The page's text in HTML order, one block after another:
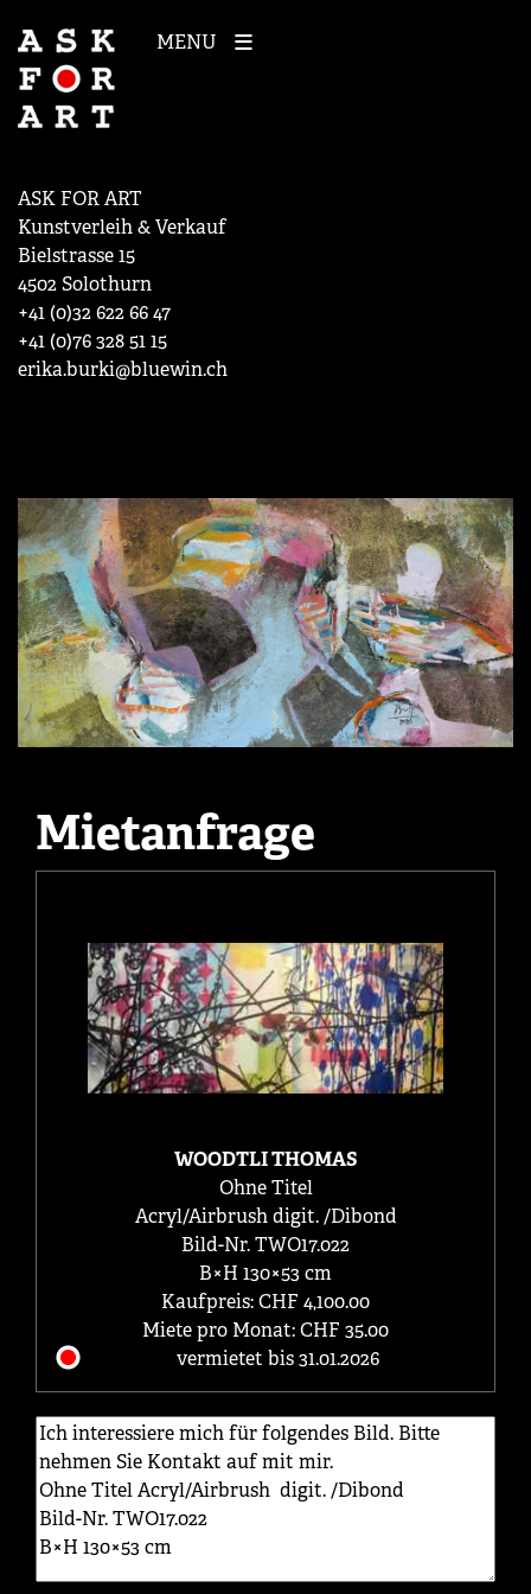
MENU
ASK FOR ART
Kunstverleih & Verkauf
Bielstrasse 15
4502 Solothurn
+41 (0)32 622 66 47
+41 (0)76 328 51 15
erika.burki@bluewin.ch
Mietanfrage
WOODTLI THOMAS
Ohne Titel
Acryl/Airbrush digit. /Dibond
Bild-Nr. TWO17.022
B×H 130×53 cm
Kaufpreis: CHF 4,100.00
Miete pro Monat: CHF 35.00
vermietet bis 31.01.2026